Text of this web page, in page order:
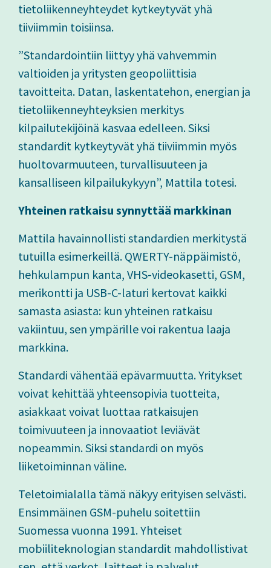
tietoliikenneyhteydet kytkeytyvät yhä
tiiviimmin toisiinsa.
”Standardointiin liittyy yhä vahvemmin
valtioiden ja yritysten geopoliittisia
tavoitteita. Datan, laskentatehon, energian ja
tietoliikenneyhteyksien merkitys
kilpailutekijöinä kasvaa edelleen. Siksi
standardit kytkeytyvät yhä tiiviimmin myös
huoltovarmuuteen, turvallisuuteen ja
kansalliseen kilpailukykyyn”, Mattila totesi.
Yhteinen ratkaisu synnyttää markkinan
Mattila havainnollisti standardien merkitystä
tutuilla esimerkeillä. QWERTY-näppäimistö,
hehkulampun kanta, VHS-videokasetti, GSM,
merikontti ja USB-C-laturi kertovat kaikki
samasta asiasta: kun yhteinen ratkaisu
vakiintuu, sen ympärille voi rakentua laaja
markkina.
Standardi vähentää epävarmuutta. Yritykset
voivat kehittää yhteensopivia tuotteita,
asiakkaat voivat luottaa ratkaisujen
toimivuuteen ja innovaatiot leviävät
nopeammin. Siksi standardi on myös
liiketoiminnan väline.
Teletoimialalla tämä näkyy erityisen selvästi.
Ensimmäinen GSM-puhelu soitettiin
Suomessa vuonna 1991. Yhteiset
mobiiliteknologian standardit mahdollistivat